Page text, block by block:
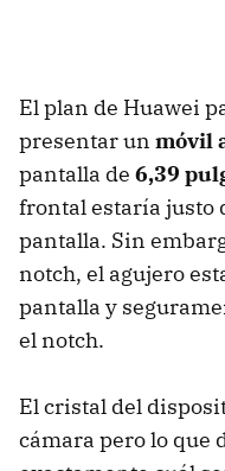
El plan de Huawei
presentar un móvil
pantalla de 6,39
frontal estaría justo
pantalla. Sin
notch, el agujero
pantalla y
el notch.
El cristal del
cámara pero lo que